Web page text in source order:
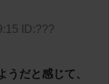
ID:???
だと感じて、